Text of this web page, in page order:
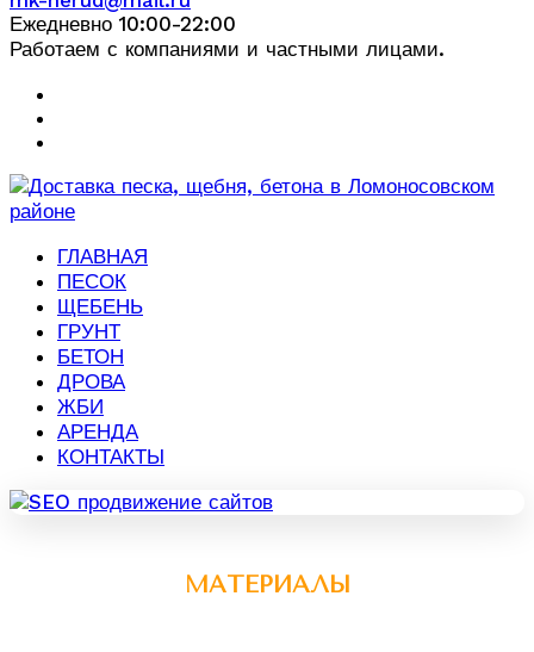
Ежедневно 10:00-22:00
Работаем с компаниями и частными лицами.
ГЛАВНАЯ
ПЕСОК
ЩЕБЕНЬ
ГРУНТ
БЕТОН
ДРОВА
ЖБИ
АРЕНДА
КОНТАКТЫ
МАТЕРИАЛЫ